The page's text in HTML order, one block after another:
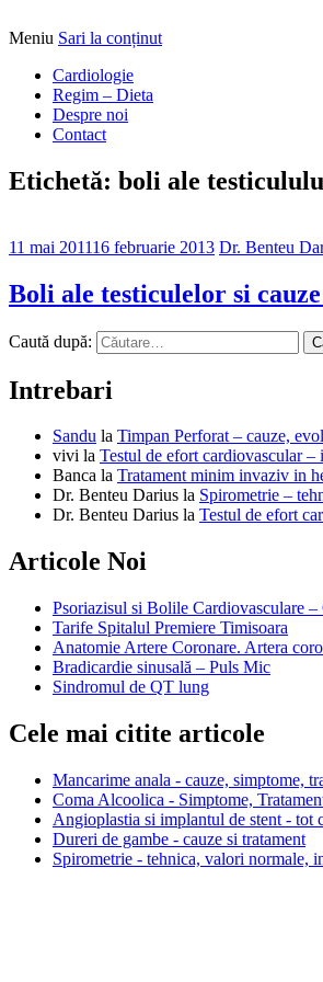
DrBendo.ro
Alimentatia sa iti fie
Meniu Sari la conținut
Cardiologie
Regim – Dieta
Despre noi
Contact
Etichetă: boli ale
11 mai 201116 februarie 2013 Dr. Benteu
Boli ale testiculelor si
Caută după:
Intrebari
Sandu la Timpan Perforat – cauze,
vivi la Testul de efort cardiovascular –
Banca la Tratament minim invaziv in
Dr. Benteu Darius la Spirometrie –
Dr. Benteu Darius la Testul de efort
Articole Noi
Psoriazisul si Bolile Cardiovasculare –
Tarife Spitalul Premiere Timisoara
Anatomie Artere Coronare. Artera
Bradicardie sinusală – Puls Mic
Sindromul de QT lung
Cele mai citite articole
Mancarime anala - cauze, simptome,
Coma Alcoolica - Simptome,
Angioplastia si implantul de stent - tot
Dureri de gambe - cauze si tratament
Spirometrie - tehnica, valori normale,